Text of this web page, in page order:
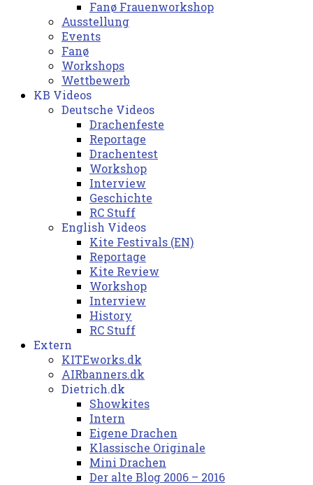
Fanø Frauenworkshop
Ausstellung
Events
Fanø
Workshops
Wettbewerb
KB Videos
Deutsche Videos
Drachenfeste
Reportage
Drachentest
Workshop
Interview
Geschichte
RC Stuff
English Videos
Kite Festivals (EN)
Reportage
Kite Review
Workshop
Interview
History
RC Stuff
Extern
KITEworks.dk
AIRbanners.dk
Dietrich.dk
Showkites
Intern
Eigene Drachen
Klassische Originale
Mini Drachen
Der alte Blog 2006 – 2016